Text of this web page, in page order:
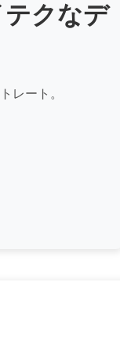
クなデ
レート。